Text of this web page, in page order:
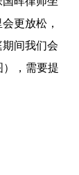
更放松，
间我们会
，需要提